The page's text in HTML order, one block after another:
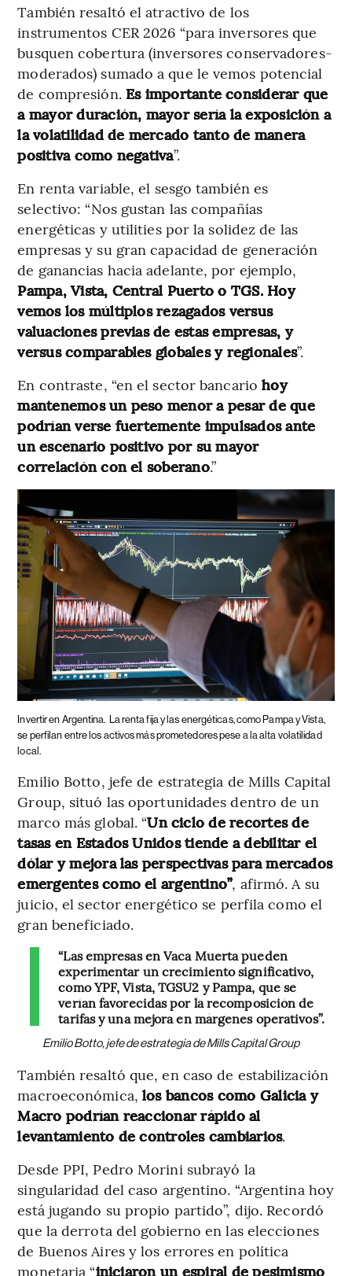
También resaltó el atractivo de los
instrumentos CER 2026 “para inversores que
busquen cobertura (inversores conservadores-
moderados) sumado a que le vemos potencial
de compresión. Es importante considerar que
a mayor duración, mayor sería la exposición a
la volatilidad de mercado tanto de manera
positiva como negativa”.
En renta variable, el sesgo también es
selectivo: “Nos gustan las compañías
energéticas y utilities por la solidez de las
empresas y su gran capacidad de generación
de ganancias hacia adelante, por ejemplo,
Pampa, Vista, Central Puerto o TGS. Hoy
vemos los múltiplos rezagados versus
valuaciones previas de estas empresas, y
versus comparables globales y regionales”.
En contraste, “en el sector bancariohoy
mantenemos un peso menor a pesar de que
podrían verse fuertemente impulsados ante
un escenario positivo por su mayor
correlación con el soberano.”
Invertir en Argentina. La renta fija y las energéticas, como Pampa y Vista,
se perfilan entre los activos más prometedores pese a la alta volatilidad
local.
Emilio Botto, jefe de estrategia de Mills Capital
Group, situó las oportunidades dentro de un
marco más global. “Un ciclo de recortes de
tasas en Estados Unidos tiende a debilitar el
dólar y mejora las perspectivas para mercados
emergentes como el argentino”, afirmó. A su
juicio, el sector energético se perfila como el
gran beneficiado.
“Las empresas en Vaca Muerta pueden
experimentar un crecimiento significativo,
como YPF, Vista, TGSU2 y Pampa, que se
verían favorecidas por la recomposición de
tarifas y una mejora en márgenes operativos”.
Emilio Botto, jefe de estrategia de Mills Capital Group
También resaltó que, en caso de estabilización
macroeconómica, los bancos como Galicia y
Macro podrían reaccionar rápido al
levantamiento de controles cambiarios.
Desde PPI, Pedro Morini subrayó la
singularidad del caso argentino. “Argentina hoy
está jugando su propio partido”, dijo. Recordó
que la derrota del gobierno en las elecciones
de Buenos Aires y los errores en política
monetaria “iniciaron un espiral de pesimismo